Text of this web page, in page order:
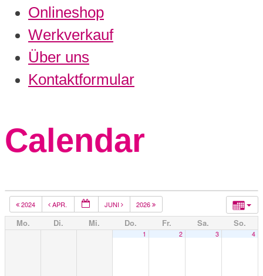
Onlineshop
Werkverkauf
Über uns
Kontaktformular
Calendar
2024 APR. JUNI 2026
Mo. Di. Mi. Do. Fr. Sa. So.
1 2 3 4